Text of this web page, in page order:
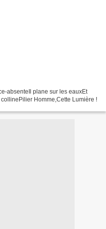
absenteIl plane sur les eauxEt
Homme,Cette Lumière !